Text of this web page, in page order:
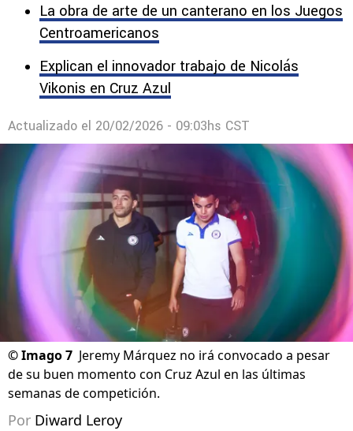
La obra de arte de un canterano en los Juegos
Centroamericanos
Explican el innovador trabajo de Nicolás
Vikonis en Cruz Azul
Actualizado el 20/02/2026 - 09:03hs CST
©Imago 7 Jeremy Márquez no irá convocado a pesar
de su buen momento con Cruz Azul en las últimas
semanas de competición.
Por Diward Leroy